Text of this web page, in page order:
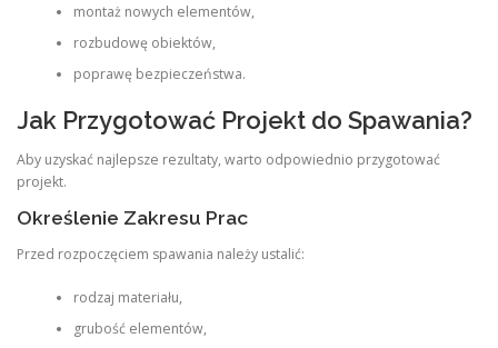
montaż nowych elementów,
rozbudowę obiektów,
poprawę bezpieczeństwa.
Jak Przygotować Projekt do Spawania?
Aby uzyskać najlepsze rezultaty, warto odpowiednio przygotować
projekt.
Określenie Zakresu Prac
Przed rozpoczęciem spawania należy ustalić:
rodzaj materiału,
grubość elementów,